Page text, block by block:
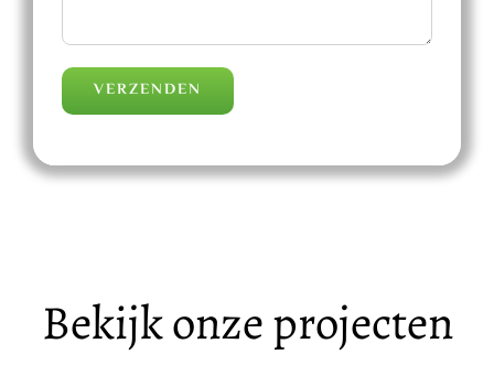
Bekijk onze projecten